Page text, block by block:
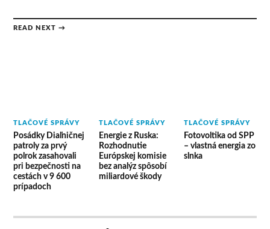
READ NEXT →
TLAČOVÉ SPRÁVY
Posádky Diaľničnej
patroly za prvý
polrok zasahovali
pri bezpečnosti na
cestách v 9 600
prípadoch
TLAČOVÉ SPRÁVY
Energie z Ruska:
Rozhodnutie
Európskej komisie
bez analýz spôsobí
miliardové škody
TLAČOVÉ SPRÁVY
Fotovoltika od SPP
– vlastná energia zo
slnka